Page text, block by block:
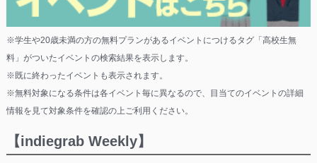
※学生や20歳未満の方の無料プランがあるイベントにつけるタグ「高校生無
料」がついたイベントの検索結果を表示します。
※既に終わったイベントも表示されます。
※無料対象になる条件は各イベント毎に異なるので、目当てのイベントの詳細
情報を見て対象条件を確認の上ご利用ください。
【indiegrab Weekly】